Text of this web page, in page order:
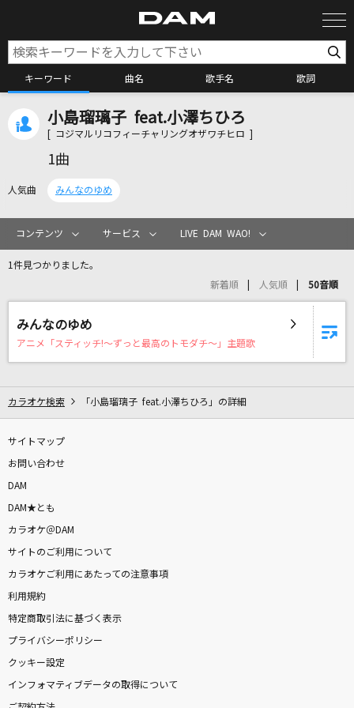
キーワード 曲名 歌手名 歌詞
カラオケ検索
カラオケリクエスト
リアルタイムで歌われている曲の一覧
朝焼けのスターマイン
だから、ひとりじゃない(ビデオクリップバージ
ョン)
Little Glee Monster
napori
Vaundy
[プロオケ]I LOVE YOU
尾崎豊
You've Got A Friend In Me [君はともだち]
小島瑠璃子 feat.小澤ちひろ
[ コジマルリコフィーチャリングオザワチヒロ ]
1曲
人気曲 みんなのゆめ
コンテンツ サービス LIVE DAM WAO!
1件見つかりました。
新着順 人気順 50音順
みんなのゆめ
アニメ「スティッチ!～ずっと最高のトモダチ～」主題歌
カラオケ検索 「小島瑠璃子 feat.小澤ちひろ」の詳細
サイトマップ
お問い合わせ
DAM
DAM★とも
カラオケ＠DAM
サイトのご利用について
カラオケご利用にあたっての注意事項
利用規約
特定商取引法に基づく表示
プライバシーポリシー
クッキー設定
インフォマティブデータの取得について